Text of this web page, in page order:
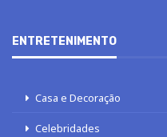
ENTRETENIMENTO
Casa e Decoração
Celebridades